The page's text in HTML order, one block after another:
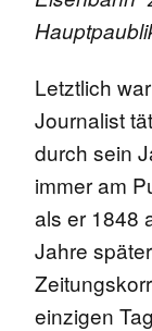
Letztlich
Journalist
durch sein
immer am
als er 1848
Jahre
einzigen